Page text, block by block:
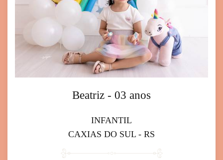
Beatriz - 03 anos
INFANTIL
CAXIAS DO SUL - RS